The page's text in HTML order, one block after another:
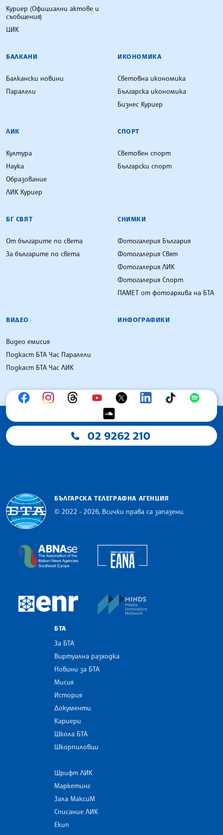
Куриер (Официални актове и
съобщения)
ЦИК
БАЛКАНИ
Балкански новини
Паралели
ИКОНОМИКА
Световна икономика
Българска икономика
Бизнес Куриер
ЛИК
Култура
Наука
Образование
ЛИК Куриер
СПОРТ
Световен спорт
Български спорт
БГ СВЯТ
От българите по света
За българите по света
СНИМКИ
Фотогалерия България
Фотогалерия Свят
Фотогалерия ЛИК
Фотогалерия Спорт
ПАМЕТ от фотоархива на БТА
ВИДЕО
Видео емисия
Подкаст БТА Час Паралели
Подкаст БТА Час ЛИК
ИНФОГРАФИКИ
02 9262 210
БЪЛГАРСКА ТЕЛЕГРАФНА АГЕНЦИЯ
© 2022 - 2026, Всички права са запазени.
The Assocoation of the Balkan News Agencies
European Newsroom
БТА
За БТА
Виртуална разходка
Новини за БТА
Мисия
История
Документи
Кариери
Школа БТА
Шкорпиловци
Шрифт ЛИК
Маркетинг
Зала МаксиМ
Списание ЛИК
Екип